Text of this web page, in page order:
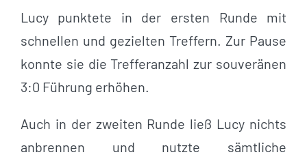
Lucy punktete in der ersten Runde mit
schnellen und gezielten Treffern. Zur Pause
konnte sie die Trefferanzahl zur souveränen
3:0 Führung erhöhen.
Auch in der zweiten Runde ließ Lucy nichts
anbrennen und nutzte sämtliche